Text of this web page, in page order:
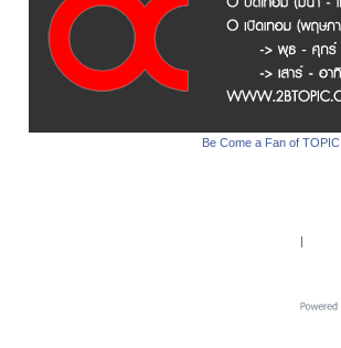
Be Come a Fan of
|